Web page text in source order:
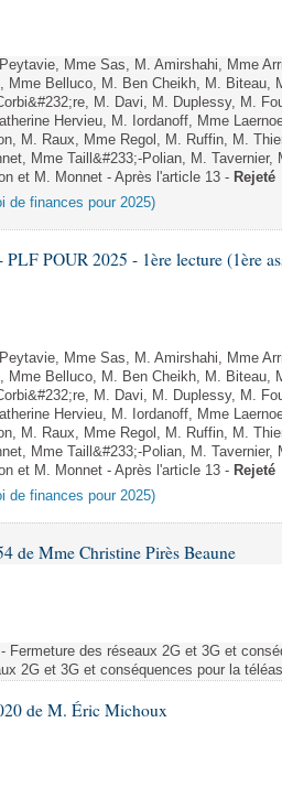
Mme Sas, M. Amirshahi, Mme
Mme Belluco, M. Ben Cheikh, M. Biteau,
M. Davi, M. Duplessy, M.
Hervieu, M. Iordanoff, Mme
M. Raux, Mme Regol, M. Ruffin, M.
Mme Taill&#233;-Polian, M. Tavernier,
et M. Monnet - Après l'article 13 - Rejeté
de finances pour 2025)
POUR 2025 - 1ère lecture (1ère
Mme Sas, M. Amirshahi, Mme
Mme Belluco, M. Ben Cheikh, M. Biteau,
M. Davi, M. Duplessy, M.
Hervieu, M. Iordanoff, Mme
M. Raux, Mme Regol, M. Ruffin, M.
Mme Taill&#233;-Polian, M. Tavernier,
et M. Monnet - Après l'article 13 - Rejeté
de finances pour 2025)
de Mme Christine Pirès Beaune
Fermeture des réseaux 2G et 3G et
2G et 3G et conséquences pour la
de M. Éric Michoux